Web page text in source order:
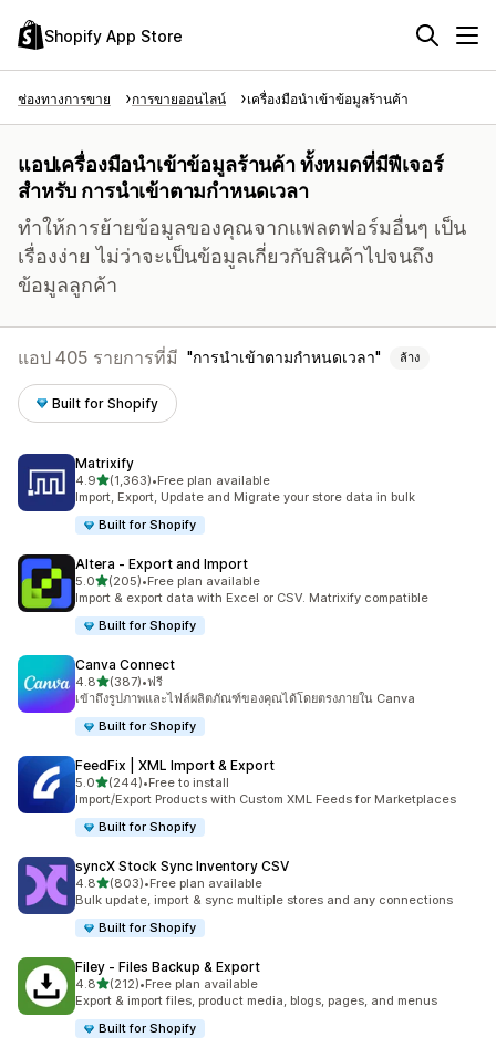
Shopify App Store
ช่องทางการขาย การขายออนไลน์ เครื่องมือนำเข้าข้อมูลร้านค้า
แอปเครื่องมือนำเข้าข้อมูลร้านค้า ทั้งหมดที่มีฟีเจอร์
สำหรับ การนำเข้าตามกำหนดเวลา
ทำให้การย้ายข้อมูลของคุณจากแพลตฟอร์มอื่นๆ เป็น
เรื่องง่าย ไม่ว่าจะเป็นข้อมูลเกี่ยวกับสินค้าไปจนถึง
ข้อมูลลูกค้า
แอป 405 รายการที่มี การนำเข้าตามกำหนดเวลา ล้าง
Built for Shopify
Matrixify
4.9เต็ม 5 ดาว
(1,363)
ทั้งหมด 1363 รีวิว
•Free plan available
Import, Export, Update and Migrate your store data in bulk
Built for Shopify
Altera ‑ Export and Import
5.0เต็ม 5 ดาว
(205)
ทั้งหมด 205 รีวิว
•Free plan available
Import & export data with Excel or CSV. Matrixify compatible
Built for Shopify
Canva Connect
4.8เต็ม 5 ดาว
(387)
ทั้งหมด 387 รีวิว
•ฟรี
เข้าถึงรูปภาพและไฟล์ผลิตภัณฑ์ของคุณได้โดยตรงภายใน Canva
Built for Shopify
FeedFix | XML Import & Export
5.0เต็ม 5 ดาว
(244)
ทั้งหมด 244 รีวิว
•Free to install
Import/Export Products with Custom XML Feeds for Marketplaces
Built for Shopify
syncX Stock Sync Inventory CSV
4.8เต็ม 5 ดาว
(803)
ทั้งหมด 803 รีวิว
•Free plan available
Bulk update, import & sync multiple stores and any connections
Built for Shopify
Filey ‑ Files Backup & Export
4.8เต็ม 5 ดาว
(212)
ทั้งหมด 212 รีวิว
•Free plan available
Export & import files, product media, blogs, pages, and menus
Built for Shopify